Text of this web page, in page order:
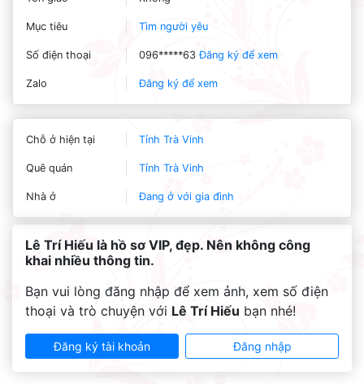
Mục tiêu Tìm người yêu
Số điện thoại 096*****63Đăng ký để xem
Zalo Đăng ký để xem
Chỗ ở hiện tại Tỉnh Trà Vinh
Quê quán Tỉnh Trà Vinh
Nhà ở Đang ở với gia đình
Lê Trí Hiếu là hồ sơ VIP, đẹp. Nên không công
khai nhiều thông tin.
Bạn vui lòng đăng nhập để xem ảnh, xem số điện
thoại và trò chuyện với Lê Trí Hiếu bạn nhé!
Đăng ký tài khoản Đăng nhập